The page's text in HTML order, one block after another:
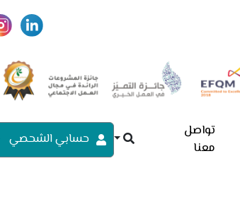
تواصل
معنا
حسابي الشحصي